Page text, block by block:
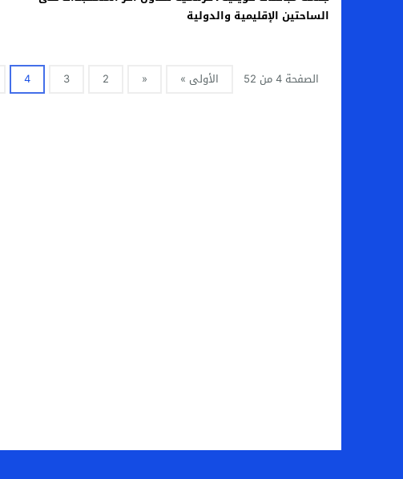
الساحتين الإقليمية والدولية
الصفحة 4 من 52 الأولى » «
2
3
4